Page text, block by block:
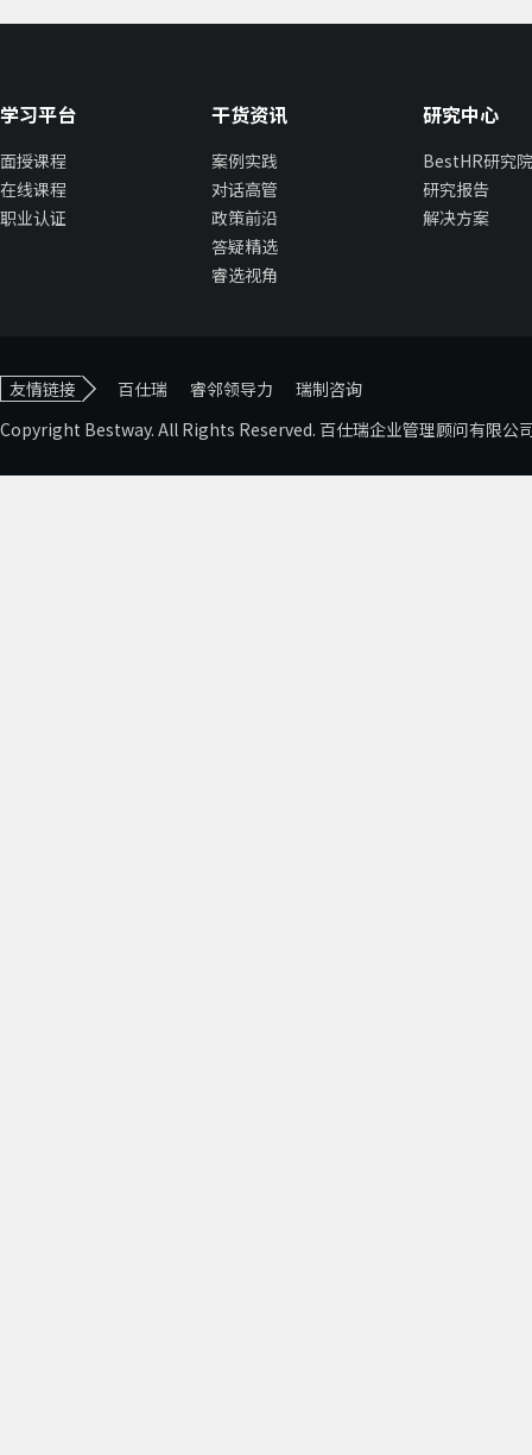
学习平台
面授课程
在线课程
职业认证
干货资讯
案例实践
对话高管
政策前沿
答疑精选
睿选视角
研究中心
BestHR研究院
研究报告
解决方案
友情链接 百仕瑞 睿邻领导力
瑞制咨询
Copyright Bestway. All Rights Reserved. 百仕瑞企业管理顾问有限公